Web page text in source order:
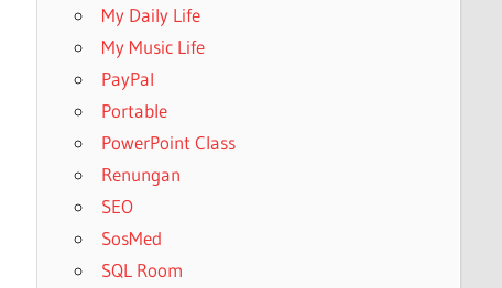
My Daily Life
My Music Life
PayPal
Portable
PowerPoint Class
Renungan
SEO
SosMed
SQL Room